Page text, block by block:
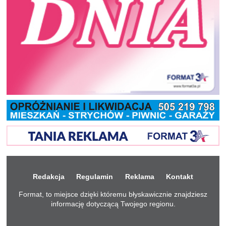
Redakcja Regulamin Reklama Kontakt
Format, to miejsce dzięki któremu błyskawicznie znajdziesz
informację dotyczącą Twojego regionu.